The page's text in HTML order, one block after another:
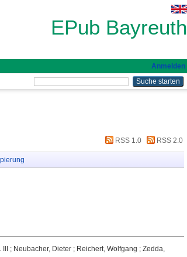
EPub Bayreuth
Anmelden
RSS 1.0 RSS 2.0
; Neubacher, Dieter ; Reichert, Wolfgang ; Zedda,